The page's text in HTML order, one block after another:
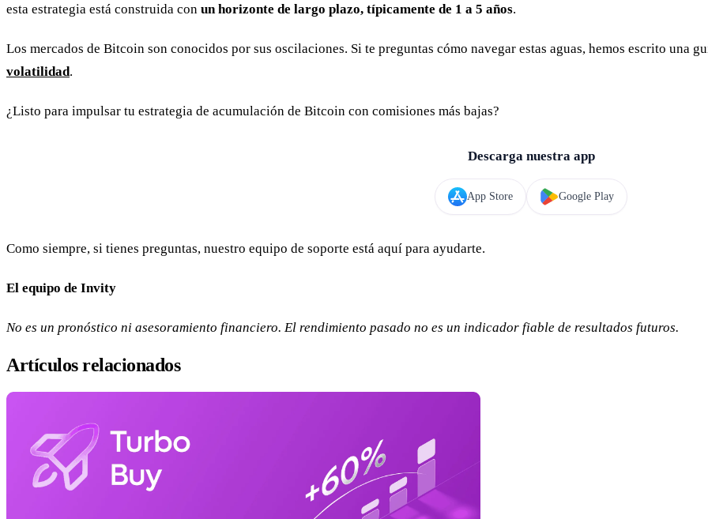
esta estrategia está construida con un horizonte de largo plazo, típicamente de 1 a 5 años.
Los mercados de Bitcoin son conocidos por sus oscilaciones. Si te preguntas cómo navegar estas aguas, hemos escrito una
volatilidad.
¿Listo para impulsar tu estrategia de acumulación de Bitcoin con comisiones más bajas?
Descarga nuestra app
App Store Google Play
Como siempre, si tienes preguntas, nuestro equipo de soporte está aquí para ayudarte.
El equipo de Invity
No es un pronóstico ni asesoramiento financiero. El rendimiento pasado no es un indicador fiable de resultados futuros.
Artículos relacionados